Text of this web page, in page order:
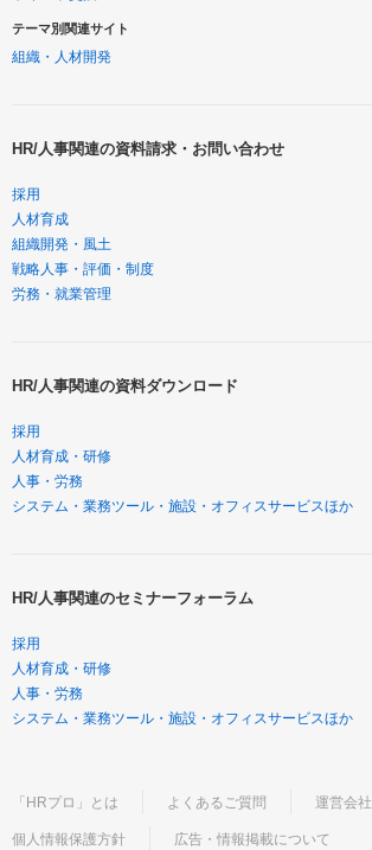
テーマ別関連サイト
組織・人材開発
HR/人事関連の資料請求・お問い合わせ
採用
人材育成
組織開発・風土
戦略人事・評価・制度
労務・就業管理
HR/人事関連の資料ダウンロード
採用
人材育成・研修
人事・労務
システム・業務ツール・施設・オフィスサービスほか
HR/人事関連のセミナーフォーラム
採用
人材育成・研修
人事・労務
システム・業務ツール・施設・オフィスサービスほか
「HRプロ」とは よくあるご質問 運営会社
個人情報保護方針 広告・情報掲載について